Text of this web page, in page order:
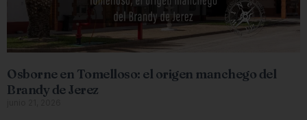
Osborne en Tomelloso: el origen manchego del
Brandy de Jerez